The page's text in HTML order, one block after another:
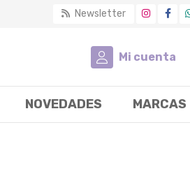
Newsletter
Mi cuenta
NOVEDADES MARCAS